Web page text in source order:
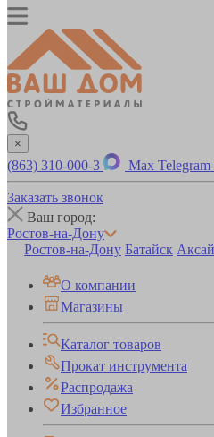
×
(863) 310-000-3 Max Telegram
Заказать звонок
Ваш город:
Ростов-на-Дону
Ростов-на-Дону Батайск Аксай
О компании
Магазины
Каталог товаров
Прокат инструмента
Распродажа
Избранное